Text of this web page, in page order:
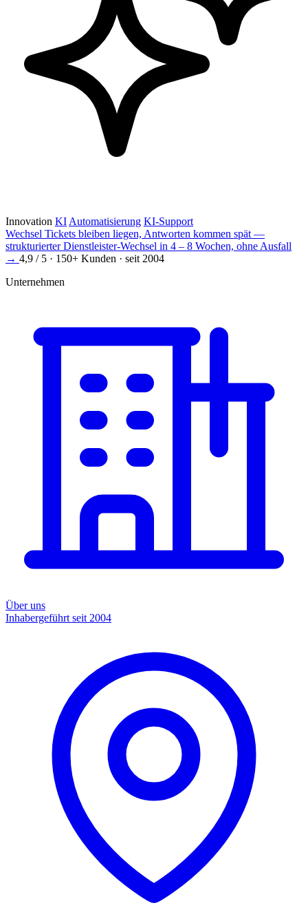
Innovation KI Automatisierung KI-Support
Wechsel Tickets bleiben liegen, Antworten kommen spät —
strukturierter Dienstleister-Wechsel in 4 – 8 Wochen, ohne Ausfall
→ 4,9 / 5 · 150+ Kunden · seit 2004
Unternehmen
Über uns
Inhabergeführt seit 2004